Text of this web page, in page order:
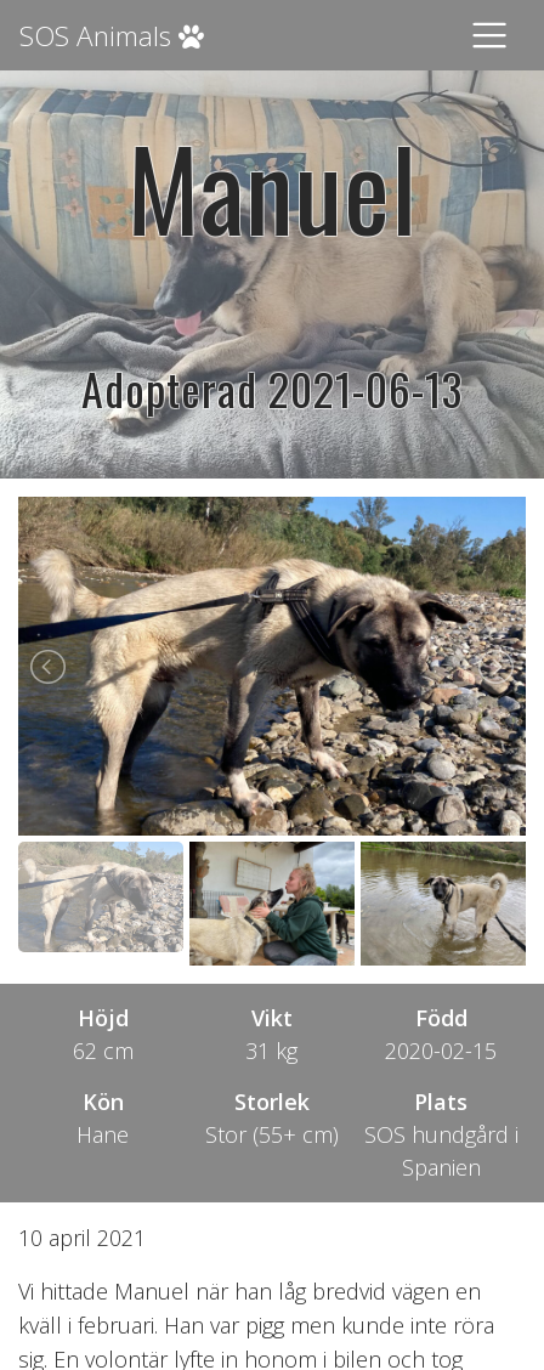
SOS Animals
Manuel
Adopterad 2021-06-13
Höjd
62 cm
Vikt
31 kg
Född
2020-02-15
Kön
Hane
Storlek
Stor (55+ cm)
Plats
SOS hundgård i
Spanien
10 april 2021
Vi hittade Manuel när han låg bredvid vägen en
kväll i februari. Han var pigg men kunde inte röra
sig. En volontär lyfte in honom i bilen och tog